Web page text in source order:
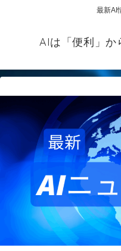
最新AI
AIは「便利」か